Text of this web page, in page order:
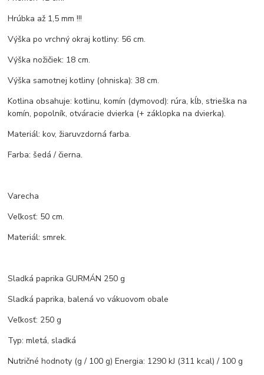
Hrúbka až 1,5 mm !!!
Výška po vrchný okraj kotliny: 56 cm.
Výška nožičiek: 18 cm.
Výška samotnej kotliny (ohniska): 38 cm.
Kotlina obsahuje: kotlinu, komín (dymovod): rúra, kĺb, strieška na
komín, popolník, otváracie dvierka (+ záklopka na dvierka).
Materiál: kov, žiaruvzdorná farba.
Farba: šedá / čierna.
Varecha
Veľkosť: 50 cm.
Materiál: smrek.
Sladká paprika GURMÁN 250 g
Sladká paprika, balená vo vákuovom obale
Veľkosť: 250 g
Typ: mletá, sladká
Nutričné hodnoty (g / 100 g) Energia: 1290 kJ (311 kcal) / 100 g